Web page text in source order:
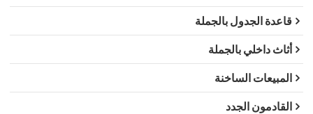
قاعدة الجدول بالجملة
أثاث داخلي بالجملة
المبيعات الساخنة
القادمون الجدد